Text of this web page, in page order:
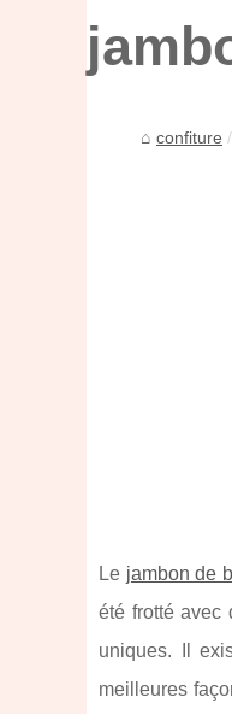
confiture
Le jambon de
été frotté avec
uniques. Il
meilleures